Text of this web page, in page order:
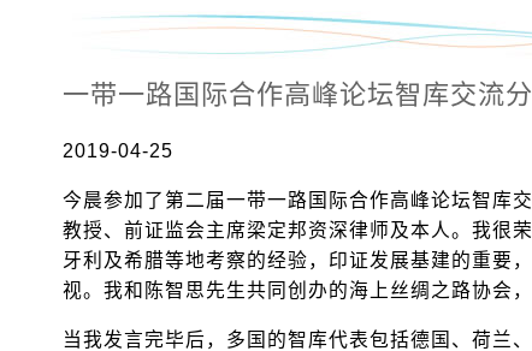
一带一路国际合作高峰论坛智库交流
2019-04-25
今晨参加了第二届一带一路国际合作高峰论坛智库
教授、前证监会主席梁定邦资深律师及本人。我很
牙利及希腊等地考察的经验，印证发展基建的重要
视。我和陈智思先生共同创办的海上丝绸之路协会
当我发言完毕后，多国的智库代表包括德国、荷兰